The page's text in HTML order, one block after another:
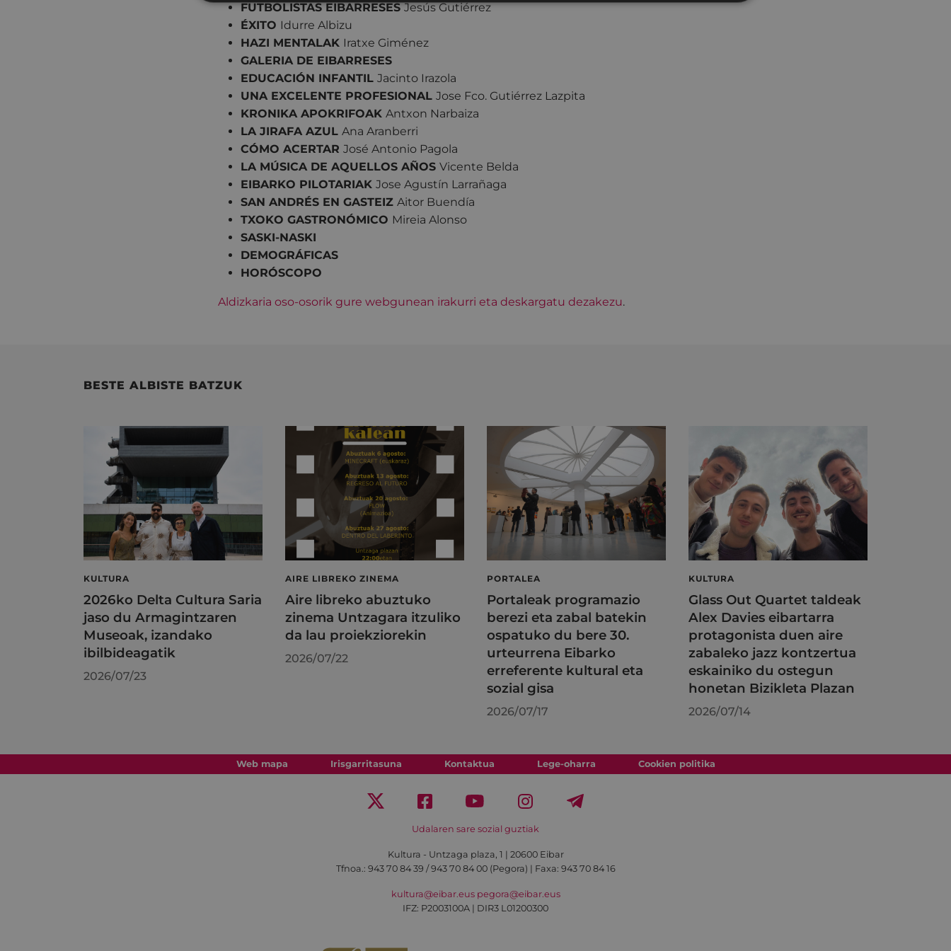
FUTBOLISTAS EIBARRESESJesús Gutiérrez
ÉXITO Idurre Albizu
HAZI MENTALAK Iratxe Giménez
GALERIA DE EIBARRESES
EDUCACIÓN INFANTIL Jacinto Irazola
UNA EXCELENTE PROFESIONAL Jose Fco. Gutiérrez Lazpita
KRONIKA APOKRIFOAK Antxon Narbaiza
LA JIRAFA AZUL Ana Aranberri
CÓMO ACERTAR José Antonio Pagola
LA MÚSICA DE AQUELLOS AÑOS Vicente Belda
EIBARKO PILOTARIAK Jose Agustín Larrañaga
SAN ANDRÉS EN GASTEIZ Aitor Buendía
TXOKO GASTRONÓMICO Mireia Alonso
SASKI-NASKI
DEMOGRÁFICAS
HORÓSCOPO
Aldizkaria oso-osorik gure webgunean irakurri eta deskargatu dezakezu.
BESTE ALBISTE BATZUK
KULTURA
2026ko Delta Cultura Saria
jaso du Armagintzaren
Museoak, izandako
ibilbideagatik
2026/07/23
AIRE LIBREKO ZINEMA
Aire libreko abuztuko
zinema Untzagara itzuliko
da lau proiekziorekin
2026/07/22
PORTALEA
Portaleak programazio
berezi eta zabal batekin
ospatuko du bere 30.
urteurrena Eibarko
erreferente kultural eta
sozial gisa
2026/07/17
KULTURA
Glass Out Quartet taldeak
Alex Davies eibartarra
protagonista duen aire
zabaleko jazz kontzertua
eskainiko du ostegun
honetan Bizikleta Plazan
2026/07/14
Web mapa Irisgarritasuna Kontaktua Lege-oharra Cookien politika
Udalaren sare sozial guztiak
Kultura - Untzaga plaza, 1 | 20600 Eibar
Tfnoa.: 943 70 84 39 / 943 70 84 00 (Pegora) | Faxa: 943 70 84 16
kultura@eibar.eus pegora@eibar.eus
IFZ: P2003100A | DIR3 L01200300